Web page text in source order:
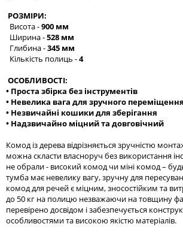
РОЗМІРИ:
Висота -900 мм
Ширина -528 мм
Глибина -345 мм
Кількість полиць -4
ОСОБЛИВОСТІ:
• Проста збірка без інструментів
• Невелика вага для зручного переміщення
• Незвичайні кошики для зберігання
• Надзвичайно міцний та довговічний
Комод із дерева відрізняється зручністю
можна скласти власноруч без використання
не обрали - високий комод чи міні комод –
тумба має невелику вагу, зручну для
комод для речей є міцним, зносостійким та
до 50 кг на полицю незважаючи на товщину
перевірено досвідом і забезпечується
особливостями та високою якістю матеріалів.